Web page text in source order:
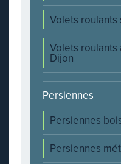
Volets roulants
Volets roulants
Dijon
Persiennes
Persiennes
Persiennes